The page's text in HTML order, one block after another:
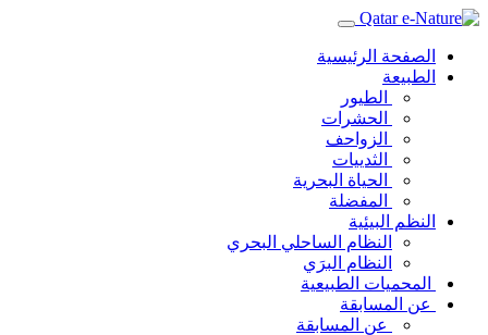
الصفحة الرئيسية
الطبيعة
الطيور
الحشرات
الزواحف
الثدييات
الحياة البحرية
المفضلة
النظم البيئية
النظام الساحلي البحري
النظام البرَي
المحميات الطبيعية
عن المسابقة
عن المسابقة